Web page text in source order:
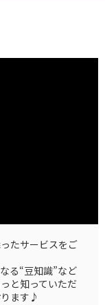
たサービスをご
る“豆知識”など
と知っていただ
ます♪